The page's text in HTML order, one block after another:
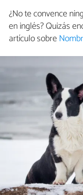
¿No te convence
en inglés? Quizás
artículo sobre